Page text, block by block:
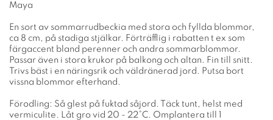
Maya
En sort av sommarrudbeckia med stora och fyllda blommor,
ca 8 cm, på stadiga stjälkar. Förträfflig i rabatten t ex som
färgaccent bland perenner och andra sommarblommor.
Passar även i stora krukor på balkong och altan. Fin till snitt.
Trivs bäst i en näringsrik och väldränerad jord. Putsa bort
vissna blommor efterhand.
Förodling: Så glest på fuktad såjord. Täck tunt, helst med
vermiculite. Låt gro vid 20 - 22°C. Omplantera till 1